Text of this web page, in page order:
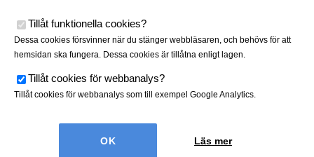
Smalspårsarkivet drivs av
Tjustbygdens Järnvägsförening
Tillåt funktionella cookies?
Dessa cookies försvinner när du stänger webbläsaren, och behövs för att
hemsidan ska fungera. Dessa cookies är tillåtna enligt lagen.
Tillåt cookies för webbanalys?
Tillåt cookies för webbanalys som till exempel Google Analytics.
Läs mer